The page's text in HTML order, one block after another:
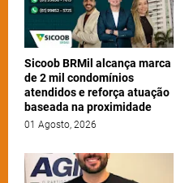
Sicoob BRMil alcança marca
de 2 mil condomínios
atendidos e reforça atuação
baseada na proximidade
01 Agosto, 2026